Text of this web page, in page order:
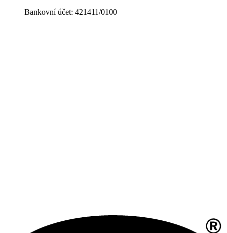
Bankovní účet: 421411/0100